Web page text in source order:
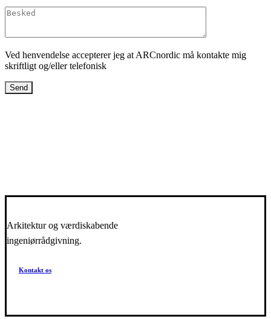
Ved henvendelse accepterer jeg at ARCnordic må kontakte mig
skriftligt og/eller telefonisk
Arkitektur og værdiskabende
ingeniørrådgivning.
Kontakt os